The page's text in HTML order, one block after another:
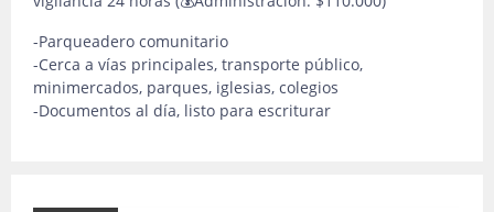
-Parqueadero comunitario
-Cerca a vías principales, transporte público,
minimercados, parques, iglesias, colegios
-Documentos al día, listo para escriturar